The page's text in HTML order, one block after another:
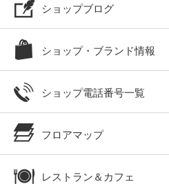
ショップブログ
ショップ・ブランド情報
ショップ電話番号一覧
フロアマップ
レストラン＆カフェ